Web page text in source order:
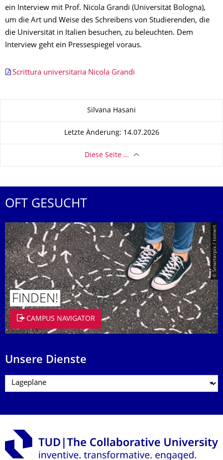
ein Interview mit Prof. Nicola Grandi (Universität Bologna),
um die Art und Weise des Schreibens von Studierenden, die
die Universität in Italien besuchen, zu beleuchten. Dem
Interview geht ein Pressespiegel voraus.
Scrittura universitaria Nicola Grandi
Silvana Hasani
Letzte Änderung: 14.07.2026
Diese Seite …
OFT GESUCHT
© Smarterpix / tomert
FINDEN!
CAMPUS NAVIGATOR
Unsere Dienste